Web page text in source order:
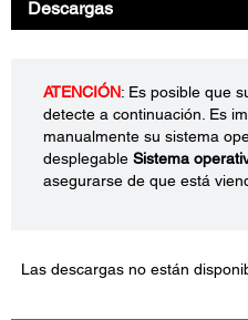
Descargas
ATENCIÓN: Es posible que
detecte a continuación. Es
manualmente su sistema
desplegable Sistema
asegurarse de que está
Las descargas no están